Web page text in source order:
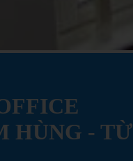
HÙNG - TỪ